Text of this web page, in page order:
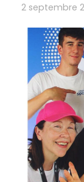
2 septembre